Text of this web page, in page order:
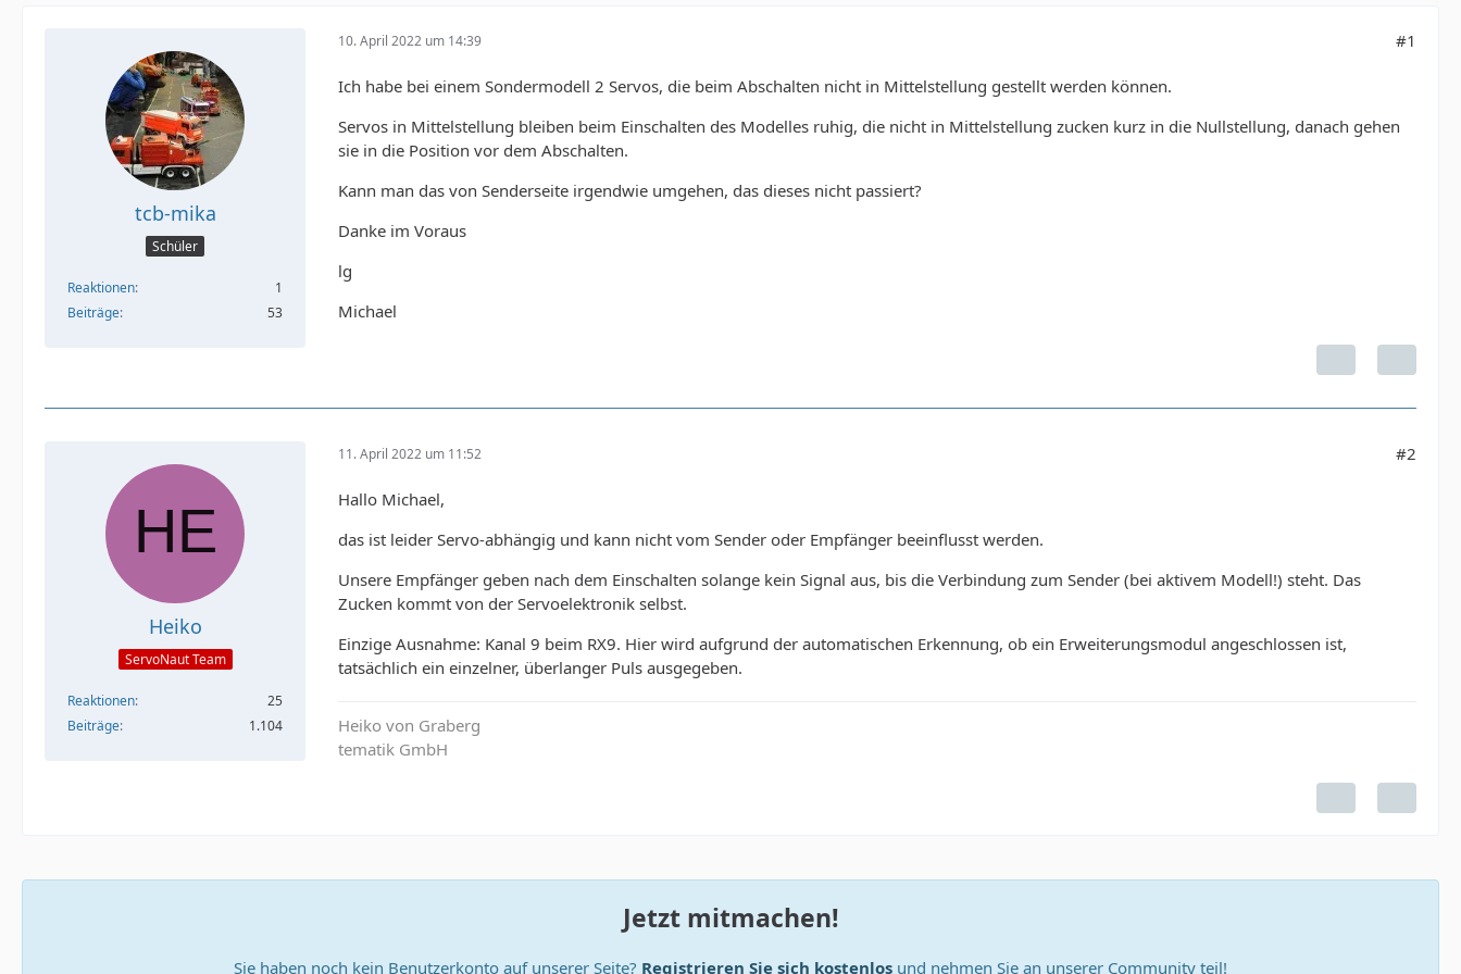
tcb-mika
Schüler
Reaktionen
1
Beiträge
53
10. April 2022 um 14:39 #1
Ich habe bei einem Sondermodell 2 Servos, die beim Abschalten nicht in Mittelstellung gestellt werden können.
Servos in Mittelstellung bleiben beim Einschalten des Modelles ruhig, die nicht in Mittelstellung zucken kurz in die Nullstellung, danach gehen
sie in die Position vor dem Abschalten.
Kann man das von Senderseite irgendwie umgehen, das dieses nicht passiert?
Danke im Voraus
lg
Michael
Heiko
ServoNaut Team
Reaktionen
25
Beiträge
1.104
11. April 2022 um 11:52 #2
Hallo Michael,
das ist leider Servo-abhängig und kann nicht vom Sender oder Empfänger beeinflusst werden.
Unsere Empfänger geben nach dem Einschalten solange kein Signal aus, bis die Verbindung zum Sender (bei aktivem Modell!) steht. Das
Zucken kommt von der Servoelektronik selbst.
Einzige Ausnahme: Kanal 9 beim RX9. Hier wird aufgrund der automatischen Erkennung, ob ein Erweiterungsmodul angeschlossen ist,
tatsächlich ein einzelner, überlanger Puls ausgegeben.
Heiko von Graberg
tematik GmbH
Jetzt mitmachen!
Sie haben noch kein Benutzerkonto auf unserer Seite? Registrieren Sie sich kostenlos und nehmen Sie an unserer Community teil!